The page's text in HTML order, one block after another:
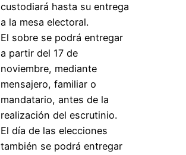
custodiará hasta su entrega
a la mesa electoral.
El sobre se podrá entregar
a partir del 17 de
noviembre, mediante
mensajero, familiar o
mandatario, antes de la
realización del escrutinio.
El día de las elecciones
también se podrá entregar